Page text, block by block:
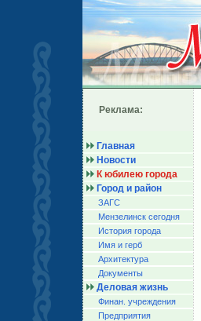
Реклама:
Главная
Новости
К юбилею города
Город и район
ЗАГС
Мензелинск сегодня
История города
Имя и герб
Архитектура
Документы
Деловая жизнь
Финан. учреждения
Предприятия